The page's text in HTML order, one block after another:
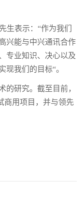
生表示：“作为我们
兴能与中兴通讯合作
专业知识、决心以及
现我们的目标“。
的研究。截至目前，
商用项目，并与领先